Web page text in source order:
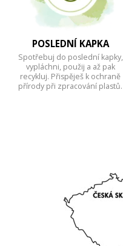
POSLEDNÍ KAPKA
Spotřebuj do poslední kapky,
vypláchni, použij a až pak
recykluj. Přispěješ k ochraně
přírody při zpracování plastů.